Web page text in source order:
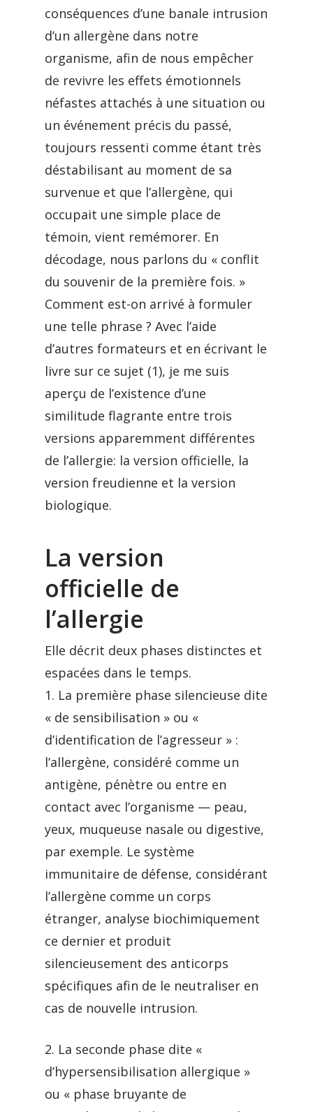
conséquences d’une banale intrusion
d’un allergène dans notre
organisme, afin de nous empêcher
de revivre les effets émotionnels
néfastes attachés à une situation ou
un événement précis du passé,
toujours ressenti comme étant très
déstabilisant au moment de sa
survenue et que l’allergène, qui
occupait une simple place de
témoin, vient remémorer. En
décodage, nous parlons du « conflit
du souvenir de la première fois. »
Comment est-on arrivé à formuler
une telle phrase ? Avec l’aide
d’autres formateurs et en écrivant le
livre sur ce sujet (1), je me suis
aperçu de l’existence d’une
similitude flagrante entre trois
versions apparemment différentes
de l’allergie: la version officielle, la
version freudienne et la version
biologique.
La version
officielle de
l’allergie
Elle décrit deux phases distinctes et
espacées dans le temps.
1. La première phase silencieuse dite
« de sensibilisation » ou «
d’identification de l’agresseur » :
l’allergène, considéré comme un
antigène, pénètre ou entre en
contact avec l’organisme — peau,
yeux, muqueuse nasale ou digestive,
par exemple. Le système
immunitaire de défense, considérant
l’allergène comme un corps
étranger, analyse biochimiquement
ce dernier et produit
silencieusement des anticorps
spécifiques afin de le neutraliser en
cas de nouvelle intrusion.
2. La seconde phase dite «
d’hypersensibilisation allergique »
ou « phase bruyante de